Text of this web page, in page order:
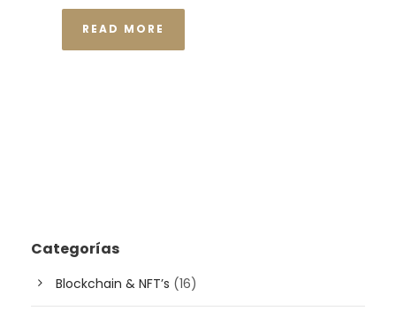
READ MORE
Categorías
Blockchain & NFT’s (16)